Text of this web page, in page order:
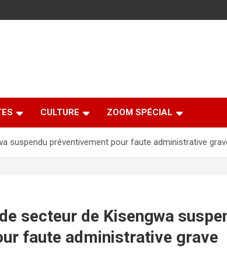
CULTURE ZOOM SPÉCIAL
suspendu préventivement pour faute administrative
secteur de Kisengwa
faute administrative grave